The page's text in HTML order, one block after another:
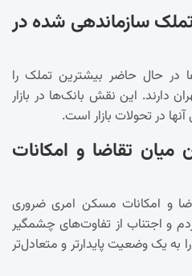
سازماندهی شده در
در حال حاضر بیشترین تملک را
دارند. این نقش بانک‌ها در بازار
در تحولات بازار است.
میان تقاضا و امکانات
و امکانات مسکن امری ضروری
و اجتناب از تفاوت‌های چشمگیر
به یک وضعیت پایدارتر و متعادل‌تر